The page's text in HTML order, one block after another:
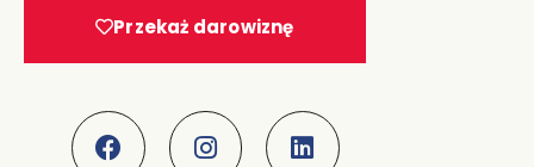
Przekaż darowiznę